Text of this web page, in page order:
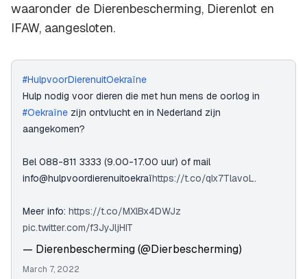
waaronder de Dierenbescherming, Dierenlot en
IFAW, aangesloten.
#HulpvoorDierenuitOekraïne
Hulp nodig voor dieren die met hun mens de oorlog in
#Oekraïne zijn ontvlucht en in Nederland zijn
aangekomen?
Bel 088-811 3333 (9.00-17.00 uur) of mail
info@hulpvoordierenuitoekraïhttps://t.co/qIx7TlavoL.
Meer info: https://t.co/MXlBx4DWJz
pic.twitter.com/f3JyJljHIT
— Dierenbescherming (@Dierbescherming)
March 7, 2022